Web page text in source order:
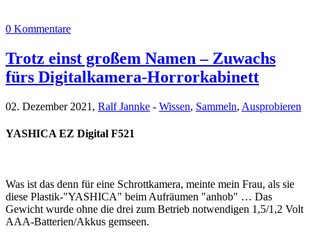
0 Kommentare
Trotz einst großem Namen – Zuwachs
fürs Digitalkamera-Horrorkabinett
02. Dezember 2021, Ralf Jannke - Wissen, Sammeln, Ausprobieren
YASHICA EZ Digital F521
Was ist das denn für eine Schrottkamera, meinte mein Frau, als sie
diese Plastik-"YASHICA" beim Aufräumen "anhob" … Das
Gewicht wurde ohne die drei zum Betrieb notwendigen 1,5/1,2 Volt
AAA-Batterien/Akkus gemseen.